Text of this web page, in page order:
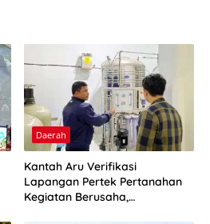
Daerah
Kantah Aru Verifikasi
Lapangan Pertek Pertanahan
Kegiatan Berusaha,